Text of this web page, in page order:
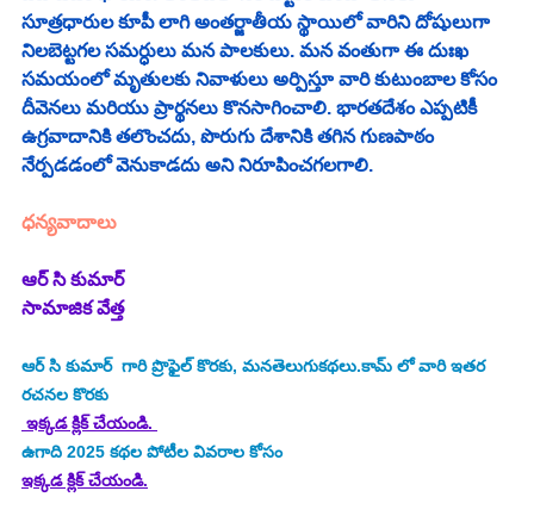
సూత్రధారుల కూపీ లాగి అంతర్జాతీయ స్థాయిలో వారిని దోషులుగా
నిలబెట్టగల సమర్ధులు మన పాలకులు. మన వంతుగా ఈ దుఃఖ
సమయంలో మృతులకు నివాళులు అర్పిస్తూ వారి కుటుంబాల కోసం
దీవెనలు మరియు ప్రార్థనలు కొనసాగించాలి. భారతదేశం ఎప్పటికీ
ఉగ్రవాదానికి తలొంచదు, పొరుగు దేశానికి తగిన గుణపాఠం
నేర్పడడంలో వెనుకాడదు అని నిరూపించగలగాలి.
ధన్యవాదాలు
ఆర్ సి కుమార్
సామాజిక వేత్త
ఆర్ సి కుమార్ గారి ప్రొఫైల్ కొరకు, మనతెలుగుకథలు.కామ్ లో వారి ఇతర
రచనల కొరకు
ఇక్కడ క్లిక్ చేయండి.
ఉగాది 2025 కథల పోటీల వివరాల కోసం
ఇక్కడ క్లిక్ చేయండి.